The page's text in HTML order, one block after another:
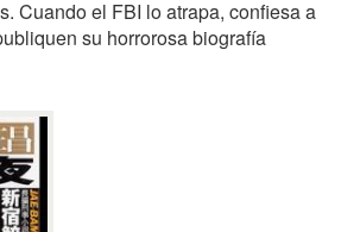
Cuando el FBI lo atrapa, confiesa a
su horrorosa biografía